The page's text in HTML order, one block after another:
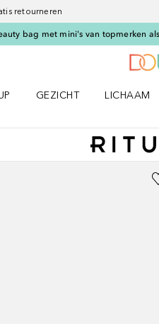
retourneren
bag met mini's van topmerken
GEZICHT
LICHAAM